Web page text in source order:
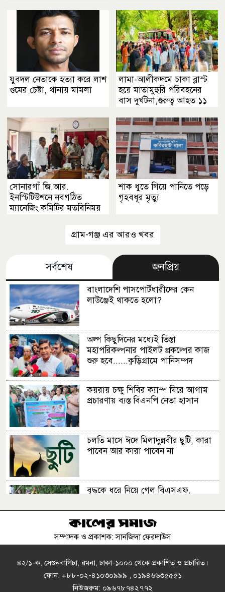
যুবদল নেতাকে হত্যা করে লাশ
গুমের চেষ্টা, থানায় মামলা
লামা-আলীকদমে চাকা ব্লাস্ট
হয়ে মাতামুহুরি পরিবহনের
বাস দুর্ঘটনা,গুরুত্ব আহত ১১
সোনারগাঁ জি.আর.
ইনস্টিটিউশনে নবগঠিত
ম্যানেজিং কমিটির মতবিনিময়
শাক ধুতে গিয়ে পানিতে পড়ে
গৃহবধূর মৃত্যু
গ্রাম-গঞ্জ এর আরও খবর
সর্বশেষ জনপ্রিয়
বাংলাদেশি পাসপোর্টধারীদের কেন
লাউঞ্জেই থাকতে হলো?
অল্প কিছুদিনের মধ্যেই তিস্তা
মহাপরিকল্পনার পাইলট প্রকল্পের কাজ
শুরু হবে......কুড়িগ্রামে পানিসম্পদ
কয়রায় চক্ষু শিবির ক্যাম্প ঘিরে আগাম
প্রচারণায় ব্যস্ত বিএনপি নেতা হাসান
চলতি মাসে ঈদে মিলাদুন্নবীর ছুটি, কারা
পাবেন আর কারা পাবেন না
বৃদ্ধকে ধরে নিয়ে গেল বিএসএফ,
পিএসসিতে নতুন চার সদস্য নিয়োগ
সম্পাদক ও প্রকাশক: সানজিদা ফেরদাউস
৪২/১-ক, সেগুনবাগিচা, রমনা, ঢাকা-১০০০ থেকে প্রকাশিত ও প্রচারিত।
ফোন: +৮৮-০২-৪১০৩০৯৯৯ , ০১৯৪৬৬৩৫৫৫১
নিউজরুম: ০৯৬৭৮৭৪২৭৭২